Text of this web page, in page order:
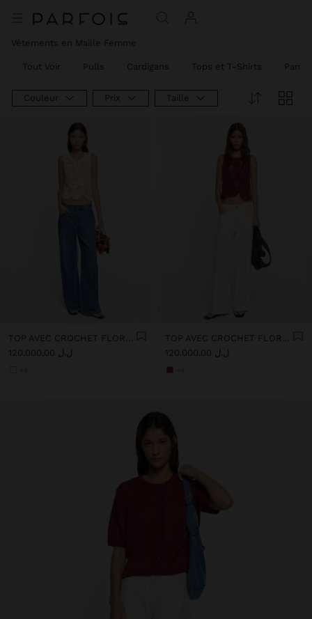
Vêtements en Maille Femme
Tout Voir Pulls Cardigans Tops et T-Shirts
Couleur Prix Taille
TOP AVEC CROCHET FLORAL 100% COTON
ل.ل 120.000,00
TOP AVEC CROCHET FLORAL 100% COTON
ل.ل 120.000,00